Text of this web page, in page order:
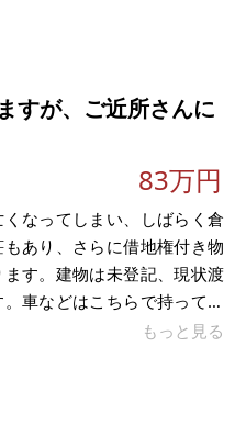
ン道路からほんの少し入っ
ており、静かで鳥の声がよ
です。 私自身が「ここに
思うよ
すが、ご近所さんに
83万円
なってしまい、しばらく倉
あり、さらに借地権付き物
す。建物は未登記、現状渡
車などはこちらで持って行
ますが、DIY用、倉庫、趣味
いたします。当方では専門
の連絡先は調べてあります
もっと見る